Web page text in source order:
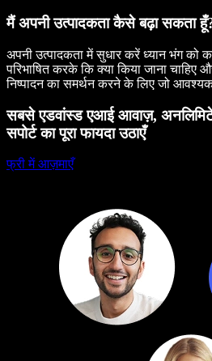
मैं अपनी उत्पादकता कैसे बढ़ा सकता
अपनी उत्पादकता में सुधार करें ध्यान भंग
परिभाषित करके कि क्या किया जाना
निष्पादन का समर्थन करने के लिए जो
सबसे एडवांस्ड एआई आवाज़,
सपोर्ट का पूरा फायदा उठाएँ
फ्री में आज़माएँ